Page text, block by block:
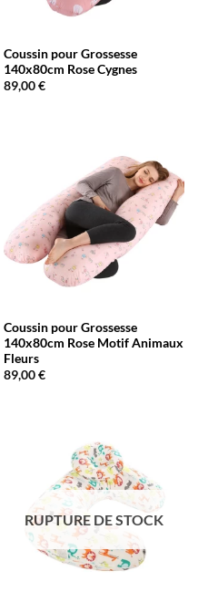
Coussin pour Grossesse
140x80cm Rose Cygnes
89,00€
Coussin pour Grossesse
140x80cm Rose Motif Animaux
Fleurs
89,00€
RUPTURE DE STOCK